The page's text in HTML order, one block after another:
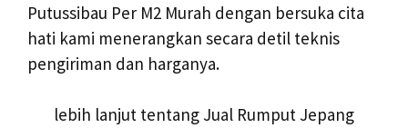
Putussibau Per M2 Murah dengan bersuka cita
hati kami menerangkan secara detil teknis
pengiriman dan harganya.
lebih lanjut tentang Jual Rumput Jepang